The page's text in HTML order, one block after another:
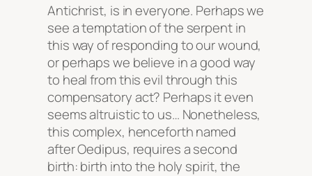
Antichrist, is in everyone. Perhaps we
see a temptation of the serpent in
this way of responding to our wound,
or perhaps we believe in a good way
to heal from this evil through this
compensatory act? Perhaps it even
seems altruistic to us… Nonetheless,
this complex, henceforth named
after Oedipus, requires a second
birth: birth into the holy spirit, the